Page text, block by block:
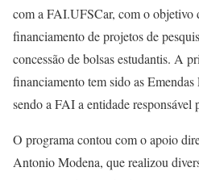
com a FAI.UFSCar, com o objetivo
financiamento de projetos de
concessão de bolsas estudantis. A
financiamento tem sido as Emendas
sendo a FAI a entidade responsável
O programa contou com o apoio
Antonio Modena, que realizou